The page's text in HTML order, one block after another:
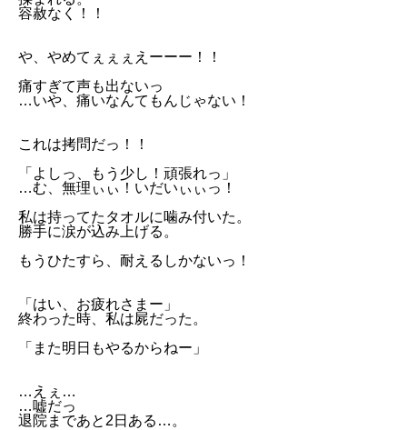
容赦なく！！
や、やめてぇぇぇえーーー！！
痛すぎて声も出ないっ
…いや、痛いなんてもんじゃない！
これは拷問だっ！！
「よしっ、もう少し！頑張れっ」
…む、無理ぃぃ！いだいぃぃっ！
私は持ってたタオルに噛み付いた。
勝手に涙が込み上げる。
もうひたすら、耐えるしかないっ！
「はい、お疲れさまー」
終わった時、私は屍だった。
「また明日もやるからねー」
…えぇ…
…嘘だっ
退院まであと2日ある…。